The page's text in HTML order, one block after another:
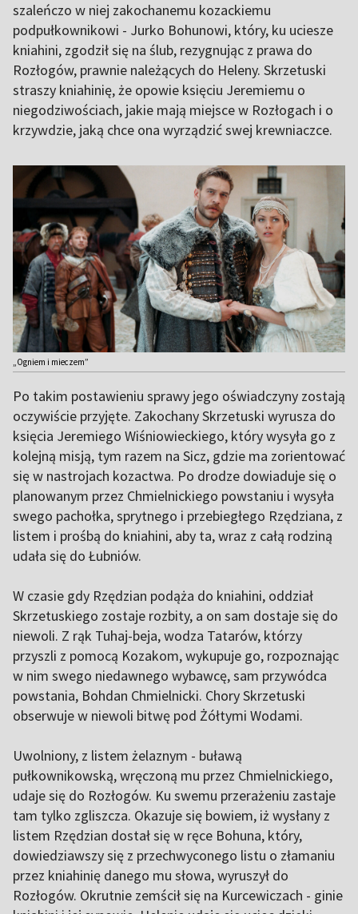
szaleńczo w niej zakochanemu kozackiemu
podpułkownikowi - Jurko Bohunowi, który, ku uciesze
kniahini, zgodził się na ślub, rezygnując z prawa do
Rozłogów, prawnie należących do Heleny. Skrzetuski
straszy kniahinię, że opowie księciu Jeremiemu o
niegodziwościach, jakie mają miejsce w Rozłogach i o
krzywdzie, jaką chce ona wyrządzić swej krewniaczce.
„Ogniem i mieczem”
Po takim postawieniu sprawy jego oświadczyny zostają
oczywiście przyjęte. Zakochany Skrzetuski wyrusza do
księcia Jeremiego Wiśniowieckiego, który wysyła go z
kolejną misją, tym razem na Sicz, gdzie ma zorientować
się w nastrojach kozactwa. Po drodze dowiaduje się o
planowanym przez Chmielnickiego powstaniu i wysyła
swego pachołka, sprytnego i przebiegłego Rzędziana, z
listem i prośbą do kniahini, aby ta, wraz z całą rodziną
udała się do Łubniów.
W czasie gdy Rzędzian podąża do kniahini, oddział
Skrzetuskiego zostaje rozbity, a on sam dostaje się do
niewoli. Z rąk Tuhaj-beja, wodza Tatarów, którzy
przyszli z pomocą Kozakom, wykupuje go, rozpoznając
w nim swego niedawnego wybawcę, sam przywódca
powstania, Bohdan Chmielnicki. Chory Skrzetuski
obserwuje w niewoli bitwę pod Żółtymi Wodami.
Uwolniony, z listem żelaznym - buławą
pułkownikowską, wręczoną mu przez Chmielnickiego,
udaje się do Rozłogów. Ku swemu przerażeniu zastaje
tam tylko zgliszcza. Okazuje się bowiem, iż wysłany z
listem Rzędzian dostał się w ręce Bohuna, który,
dowiedziawszy się z przechwyconego listu o złamaniu
przez kniahinię danego mu słowa, wyruszył do
Rozłogów. Okrutnie zemścił się na Kurcewiczach - ginie